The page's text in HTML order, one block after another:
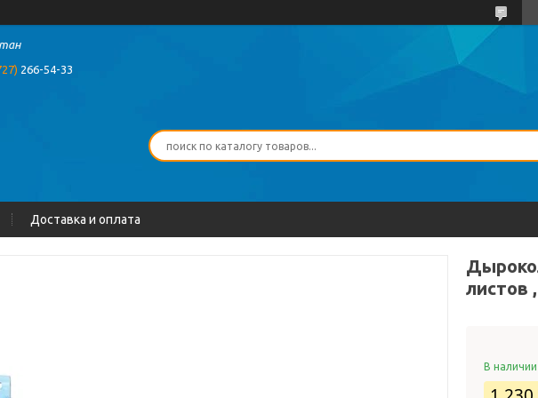
266-54-33
Доставка и оплата
листов
В наличии